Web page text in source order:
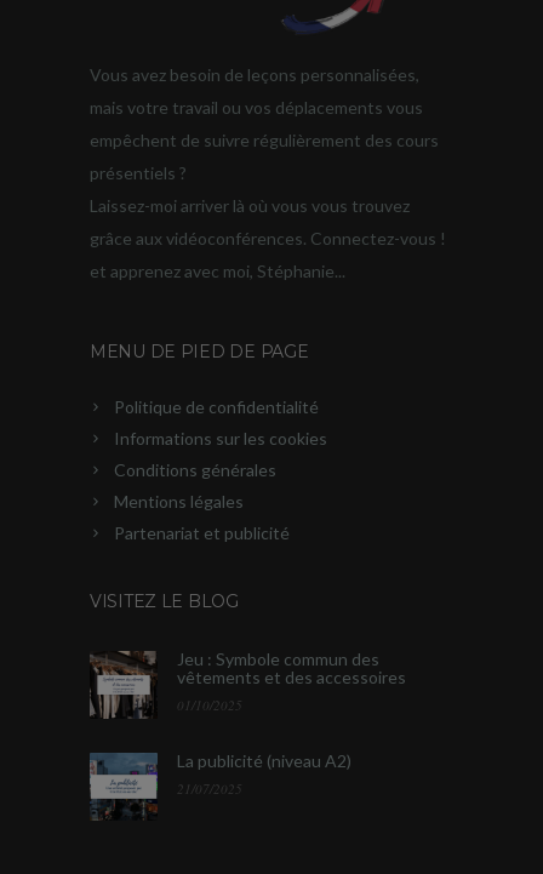
Vous avez besoin de leçons personnalisées,
mais votre travail ou vos déplacements vous
empêchent de suivre régulièrement des cours
présentiels ?
Laissez-moi arriver là où vous vous trouvez
grâce aux vidéoconférences. Connectez-vous !
et apprenez avec moi, Stéphanie...
MENU DE PIED DE PAGE
Politique de confidentialité
Informations sur les cookies
Conditions générales
Mentions légales
Partenariat et publicité
VISITEZ LE BLOG
Jeu : Symbole commun des
vêtements et des accessoires
01/10/2025
La publicité (niveau A2)
21/07/2025